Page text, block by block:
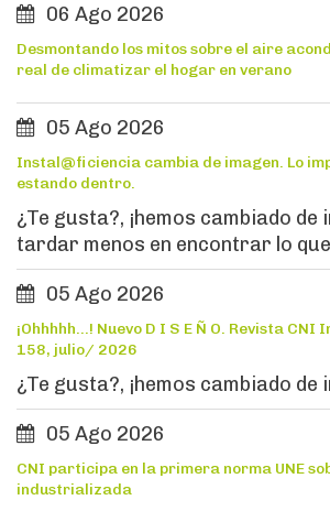
06 Ago 2026
Desmontando los mitos sobre el aire
real de climatizar el hogar en verano
05 Ago 2026
Instal@ficiencia cambia de imagen. Lo
estando dentro.
¿Te gusta?, ¡hemos cambiado de
tardar menos en encontrar lo
05 Ago 2026
¡Ohhhhh...! Nuevo D I S E Ñ O. Revista
158, julio/ 2026
¿Te gusta?, ¡hemos cambiado de
05 Ago 2026
CNI participa en la primera norma UNE
industrializada